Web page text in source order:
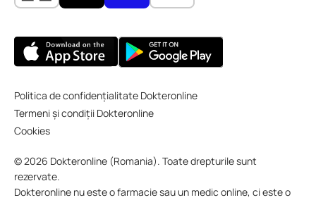
Politica de confidențialitate Dokteronline
Termeni și condiții Dokteronline
Cookies
© 2026 Dokteronline (Romania). Toate drepturile sunt
rezervate.
Dokteronline nu este o farmacie sau un medic online, ci este o